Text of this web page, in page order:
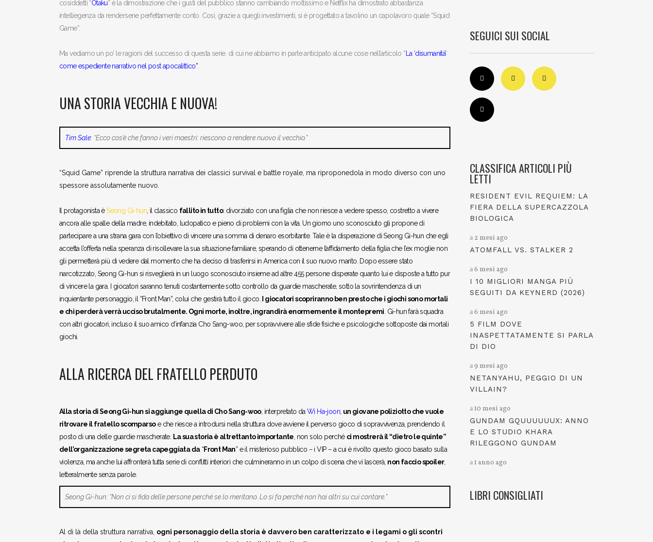
cosiddetti “Otaku” è la dimostrazione che i gusti del pubblico stanno cambiando moltissimo e Netflix ha dimostrato abbastanza
intelliegenza da rendersene perfettamente conto. Così, grazie a quegli investimenti, si è progettato a tavolino un capolavoro quale “Squid
Game”.
Ma vediamo un po’ le ragioni del successo di questa serie, di cui ne abbiamo in parte anticipato alcune cose nell’articolo “ La ‘disumanità’
come espediente narrativo nel post apocalittico”.
UNA STORIA VECCHIA E NUOVA!
Tim Sale: “Ecco cos’è che fanno i veri maestri: riescono a rendere nuovo il vecchio.”
“Squid Game” riprende la struttura narrativa dei classici survival e battle royale , ma riproponedola in modo diverso con uno
spessore assolutamente nuovo.
Il protagonista èSeong Gi-hun , il classico fallito in tutto: divorziato con una figlia che non riesce a vedere spesso, costretto a vivere
ancora alle spalle della madre, indebitato, ludopatico e pieno di problemi con la vita. Un giorno uno sconosciuto gli propone di
partecipare a una strana gara con l’obiettivo di vincere una somma di denaro esorbitante. Tale è la disperazione di Seong Gi-hun che egli
accetta l’offerta nella speranza di risollevare la sua situazione familiare, sperando di ottenerne l’affidamento della figlia che l’ex moglie non
gli permetterà più di vedere dal momento che ha deciso di trasferirsi in America con il suo nuovo marito. Dopo essere stato
narcotizzato, Seong Gi-hun si risveglierà in un luogo sconosciuto insieme ad altre 455 persone disperate quanto lui e disposte a tutto pur
di vincere la gara. I giocatori saranno tenuti costantemente sotto controllo da guardie mascherate, sotto la sovrintendenza di un
inquientante personaggio, il “Front Man”, colui che gestirà tutto il gioco.
I giocatori scopriranno ben presto che i giochi sono mortali
e chi perderà verrà ucciso brutalmente. Ogni morte, inoltre, ingrandirà enormemente il montepremi . Gi-hun farà squadra
con altri giocatori, incluso il suo amico d’infanzia Cho Sang-woo, per sopravvivere alle sfide fisiche e psicologiche sottoposte dai mortali
giochi.
ALLA RICERCA DEL FRATELLO PERDUTO
Alla storia diSeong Gi-hun si aggiunge quella di Cho Sang-woo, interpretato daWi Ha-joon un giovane poliziotto che vuole
ritrovare il fratello scomparsoe che riesce a introdursi nella struttura dove avviene il perverso gioco di sopravvivenza, prendendo il
posto di una delle guardie mascherate. La sua storia è altrettanto importante , non solo perché ci mostrerà il “dietro le quinte”
dell’organizzazione segreta capeggiata da“Front Man” e il misterioso pubblico – i VIP – a cui è rivolto questo gioco basato sulla
violenza, ma anche lui affronterà tutta serie di conflitti interiori che culmineranno in un colpo di scena che vi lascerà, non faccio spoiler,
letteralmente senza parole.
Seong Gi-hun: “Non ci si fida delle persone perché se lo meritano. Lo si fa perché non hai altri su cui contare.”
Al di là della struttura narrativa, ogni personaggio della storia è davvero ben caratterizzato e i legami o gli scontri
SEGUICI SUI SOCIAL
CLASSIFICA ARTICOLI PIÙ
LETTI
RESIDENT EVIL REQUIEM: LA
FIERA DELLA SUPERCAZZOLA
BIOLOGICA
2 mesi ago
ATOMFALL VS. STALKER 2
6 mesi ago
I 10 MIGLIORI MANGA PIÙ
SEGUITI DA KEYNERD (2026)
6 mesi ago
5 FILM DOVE
INASPETTATAMENTE SI PARLA
DI DIO
9 mesi ago
NETANYAHU, PEGGIO DI UN
VILLAIN?
10 mesi ago
GUNDAM GQUUUUUUX: ANNO
E LO STUDIO KHARA
RILEGGONO GUNDAM
1 anno ago
LIBRI CONSIGLIATI